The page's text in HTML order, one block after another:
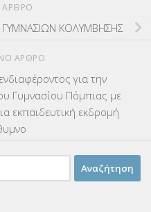
ΚΟΛΥΜΒΗΣΗΣ
ΆΡΘΡΟ
για την
Γυμνασίου Πόμπιας με
εκπαιδευτική εκδρομή